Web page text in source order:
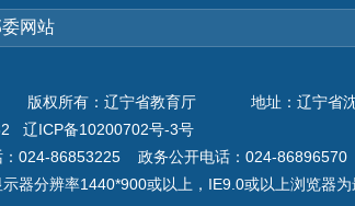
版权所有：辽宁省教育厅
地址：辽宁省
辽ICP备10200702号-3号
：024-86853225 政务公开电话：024-86896570
器分辨率1440*900或以上，IE9.0或以上浏览器